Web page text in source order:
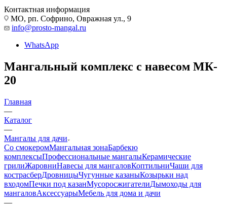
Контактная информация
МО, рп. Софрино, Овражная ул., 9
info@prosto-mangal.ru
WhatsApp
Мангальный комплекс с навесом МК-
20
Главная
—
Каталог
—
Мангалы для дачи
Со смокеромМангальная зонаБарбекю
комплексыПрофессиональные мангалыКерамические
грилиЖаровниНавесы для мангаловКоптильниЧаши для
кострасберДровницыЧугунные казаныКозырьки над
входомПечки под казанМусоросжигателиДымоходы для
мангаловАксессуарыМебель для дома и дачи
—